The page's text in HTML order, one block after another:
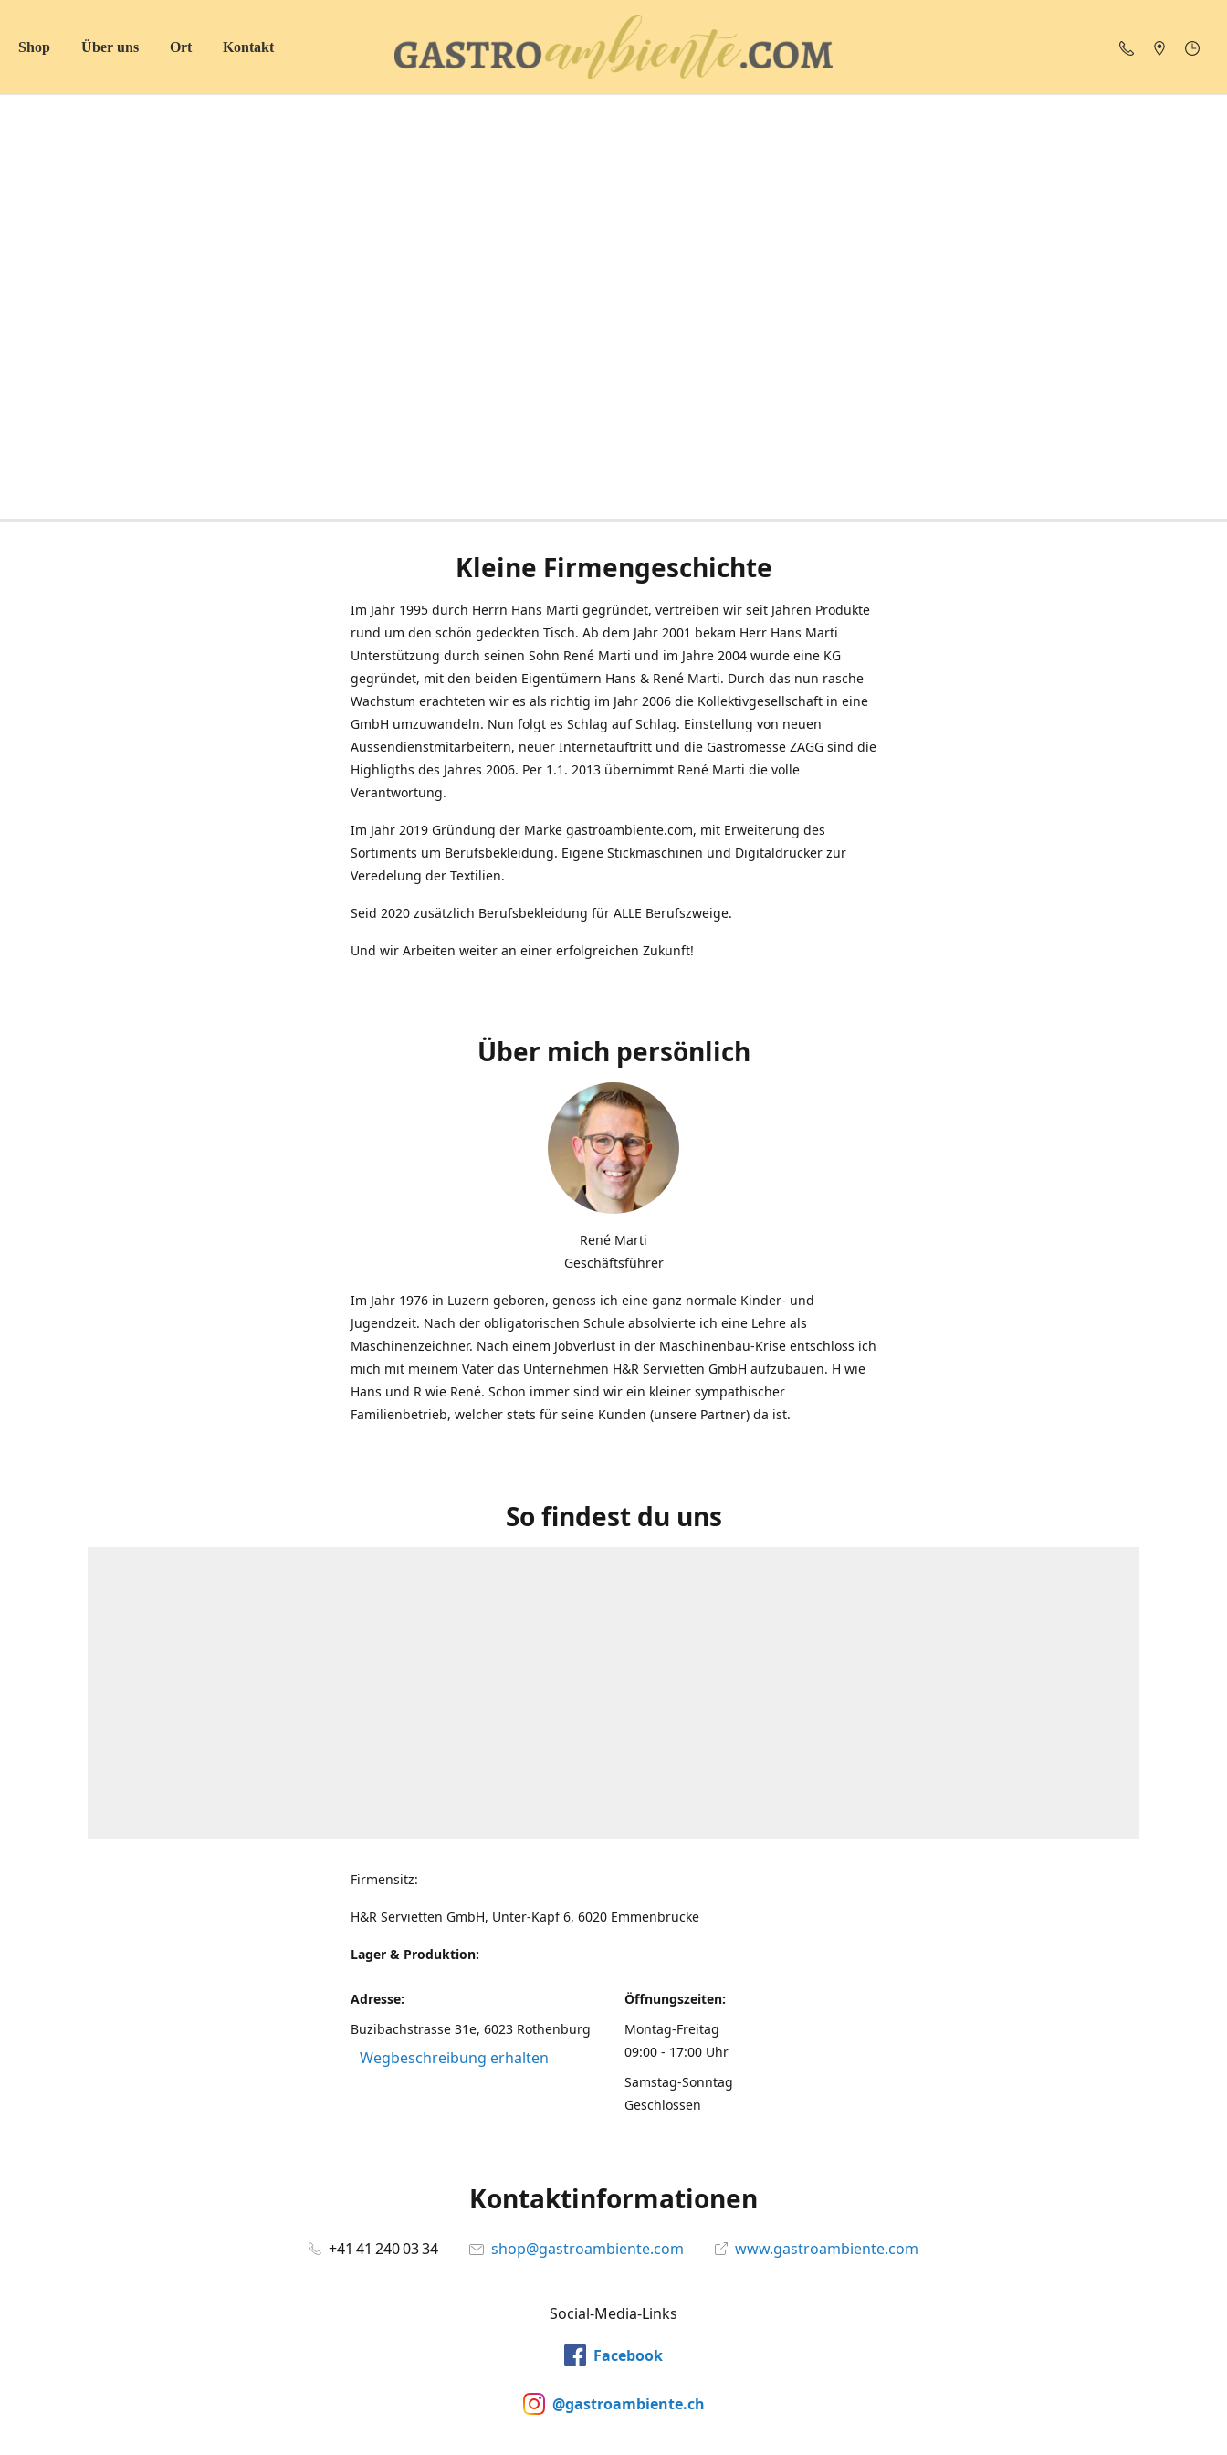
Shop Über uns Ort Kontakt
Kleine Firmengeschichte
Im Jahr 1995 durch Herrn Hans Marti gegründet, vertreiben wir seit Jahren Produkte
rund um den schön gedeckten Tisch. Ab dem Jahr 2001 bekam Herr Hans Marti
Unterstützung durch seinen Sohn René Marti und im Jahre 2004 wurde eine KG
gegründet, mit den beiden Eigentümern Hans & René Marti. Durch das nun rasche
Wachstum erachteten wir es als richtig im Jahr 2006 die Kollektivgesellschaft in eine
GmbH umzuwandeln. Nun folgt es Schlag auf Schlag. Einstellung von neuen
Aussendienstmitarbeitern, neuer Internetauftritt und die Gastromesse ZAGG sind die
Highligths des Jahres 2006. Per 1.1. 2013 übernimmt René Marti die volle
Verantwortung.
Im Jahr 2019 Gründung der Marke gastroambiente.com, mit Erweiterung des
Sortiments um Berufsbekleidung. Eigene Stickmaschinen und Digitaldrucker zur
Veredelung der Textilien.
Seid 2020 zusätzlich Berufsbekleidung für ALLE Berufszweige.
Und wir Arbeiten weiter an einer erfolgreichen Zukunft!
Über mich persönlich
René Marti
Geschäftsführer
Im Jahr 1976 in Luzern geboren, genoss ich eine ganz normale Kinder- und
Jugendzeit. Nach der obligatorischen Schule absolvierte ich eine Lehre als
Maschinenzeichner. Nach einem Jobverlust in der Maschinenbau-Krise entschloss ich
mich mit meinem Vater das Unternehmen H&R Servietten GmbH aufzubauen. H wie
Hans und R wie René. Schon immer sind wir ein kleiner sympathischer
Familienbetrieb, welcher stets für seine Kunden (unsere Partner) da ist.
So findest du uns
Firmensitz:
H&R Servietten GmbH, Unter-Kapf 6, 6020 Emmenbrücke
Lager & Produktion:
Adresse:
Buzibachstrasse 31e, 6023 Rothenburg
Wegbeschreibung erhalten
Öffnungszeiten:
Montag-Freitag
09:00 - 17:00 Uhr
Samstag-Sonntag
Geschlossen
Kontaktinformationen
+41 41 240 03 34 shop@gastroambiente.com www.gastroambiente.com
Social-Media-Links
Facebook
@gastroambiente.ch